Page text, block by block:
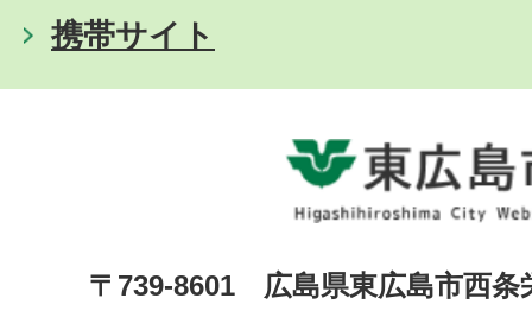
携帯サイト
〒739-8601 広島県東広島市西